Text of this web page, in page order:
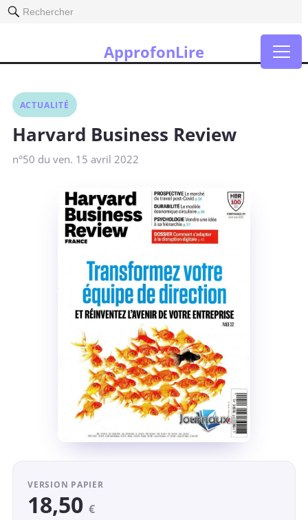
Rechercher
ApprofonLire
ACTUALITÉ
Harvard Business Review
n°50 du ven. 15 avril 2022
VERSION PAPIER
18,50€